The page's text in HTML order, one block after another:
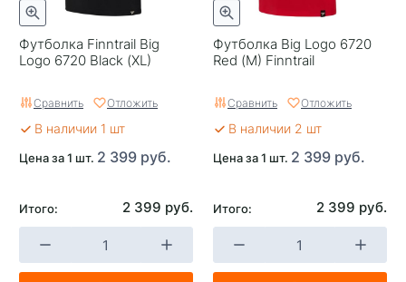
Футболка Finntrail Big
Logo 6720 Black (XL)
Сравнить Отложить
В наличии 1 шт
Цена за 1 шт. 2 399 руб.
Итого: 2 399 руб.
Футболка Big Logo 6720
Red (M) Finntrail
Сравнить Отложить
В наличии 2 шт
Цена за 1 шт. 2 399 руб.
Итого: 2 399 руб.